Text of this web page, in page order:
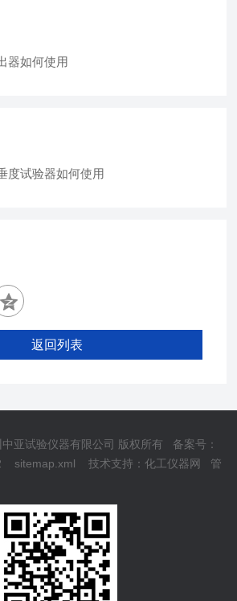
器如何使用
度试验器如何使用
返回列表
亚试验仪器有限公司 版权所有 备案号：
sitemap.xml 技术支持：化工仪器网
管